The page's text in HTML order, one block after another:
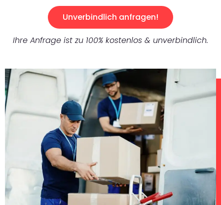
Unverbindlich anfragen!
Ihre Anfrage ist zu 100% kostenlos & unverbindlich.